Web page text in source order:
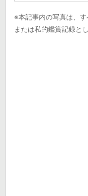
※本記事内の写真は、す
または私的鑑賞記録と